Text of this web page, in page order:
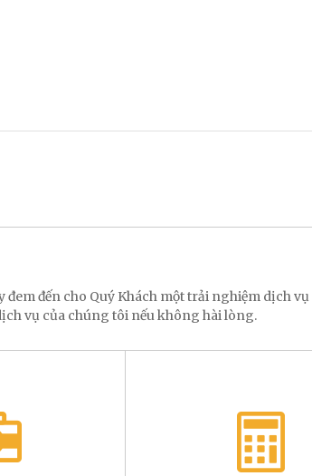
đến cho Quý Khách một trải nghiệm dịch vụ
vụ của chúng tôi nếu không hài lòng.